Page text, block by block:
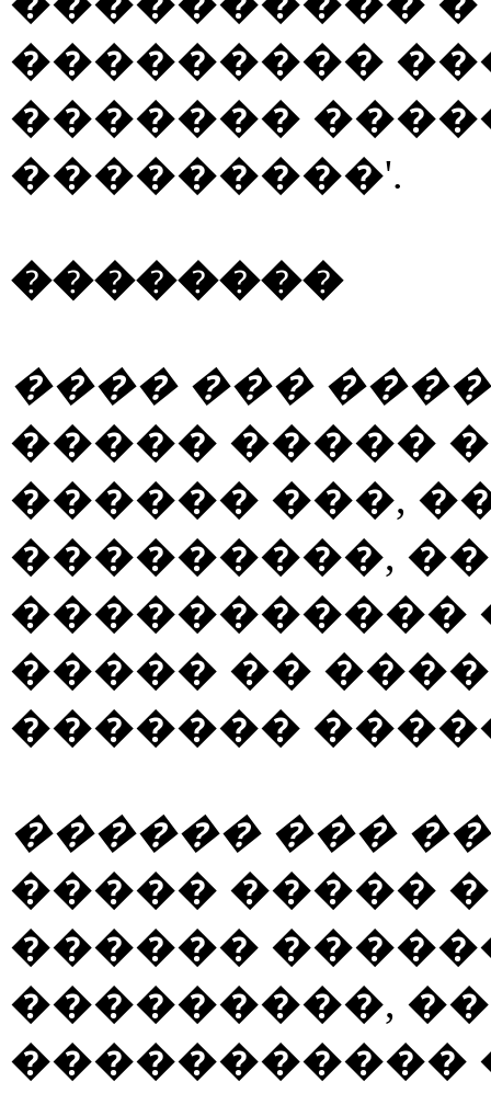
���������
�������
���������'.
��������
���� ���
����� �����
������ ���,
���������,
�����������
����� ��
�������
������ ���
����� �����
������
���������,
�����������